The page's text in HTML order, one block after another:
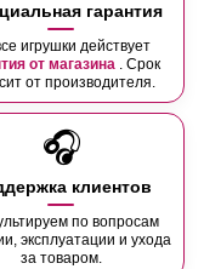
гарантия
игрушки действует
от магазина . Срок
от производителя.
🎧
клиентов
по вопросам
эксплуатации и ухода
за товаром.